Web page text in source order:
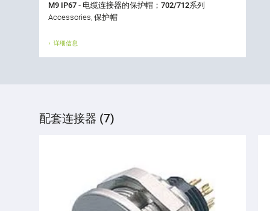
M9 IP67 - 电缆连接器的保护帽；702/712系列
Accessories, 保护帽
详细信息
配套连接器 (7)